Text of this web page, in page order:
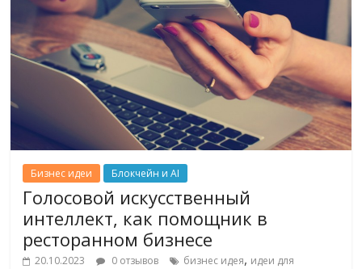
Бизнес идеи Блокчейн и AI
Голосовой искусственный
интеллект, как помощник в
ресторанном бизнесе
20.10.2023 0 отзывов бизнес идея, идеи для